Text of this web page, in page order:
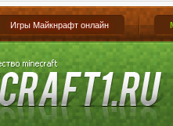
Игры Майкнрафт онлайн